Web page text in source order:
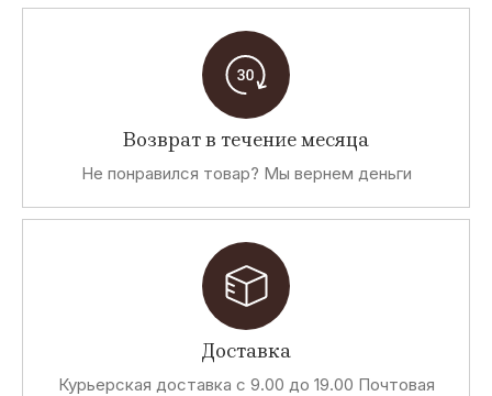
Возврат в течение месяца
Не понравился товар? Мы вернем деньги
Доставка
Курьерская доставка с 9.00 до 19.00 Почтовая